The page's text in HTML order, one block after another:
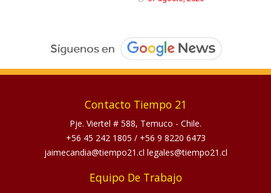
Contacto Tiempo 21
Pje. Viertel # 588, Temuco - Chile.
+56 45 242 1805 / +56 9 8220 6473
jaimecandia@tiempo21.cl legales@tiempo21.cl
Equipo De Trabajo